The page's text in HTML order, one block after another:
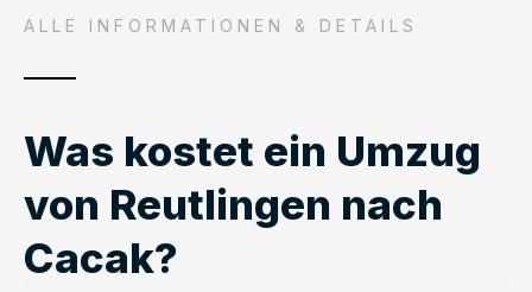
ALLE INFORMATIONEN & DETAILS
Was kostet ein Umzug
von Reutlingen nach
Cacak?